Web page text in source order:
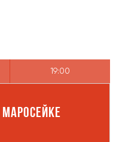
19:00